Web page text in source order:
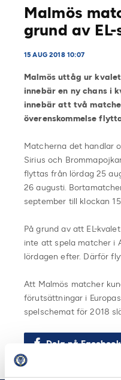
Malmös
grund av
15 AUG 2018 10:07
Malmös uttåg ur
innebär en ny chans i
innebär att två
överenskommelse
Matcherna det handlar
Sirius och
flyttas från lördag 25
26 augusti.
september till klockan
På grund av att EL-
inte att spela matcher i
lördagen efter. Därför
Att Malmös matcher
förutsättningar i
spelschemat för 2018
Dela på Facebook